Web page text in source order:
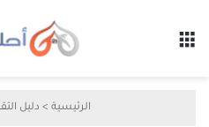
الرئيسية > دليل